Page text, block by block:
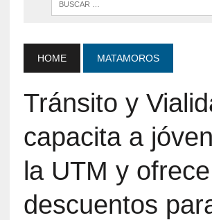
HOME MATAMOROS
Tránsito y
capacita a
la UTM y ofrece
descuentos